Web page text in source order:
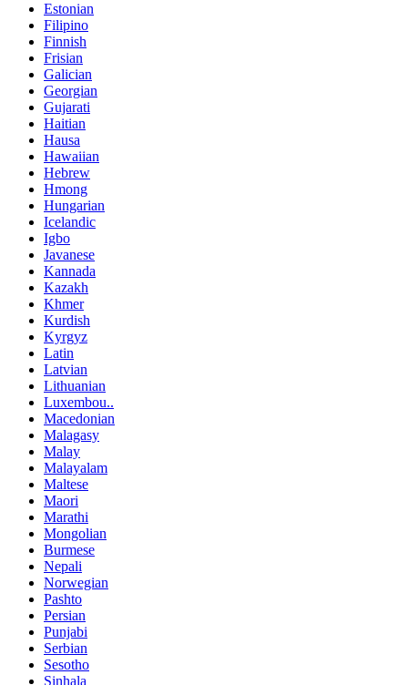
Estonian
Filipino
Finnish
Frisian
Galician
Georgian
Gujarati
Haitian
Hausa
Hawaiian
Hebrew
Hmong
Hungarian
Icelandic
Igbo
Javanese
Kannada
Kazakh
Khmer
Kurdish
Kyrgyz
Latin
Latvian
Lithuanian
Luxembou..
Macedonian
Malagasy
Malay
Malayalam
Maltese
Maori
Marathi
Mongolian
Burmese
Nepali
Norwegian
Pashto
Persian
Punjabi
Serbian
Sesotho
Sinhala